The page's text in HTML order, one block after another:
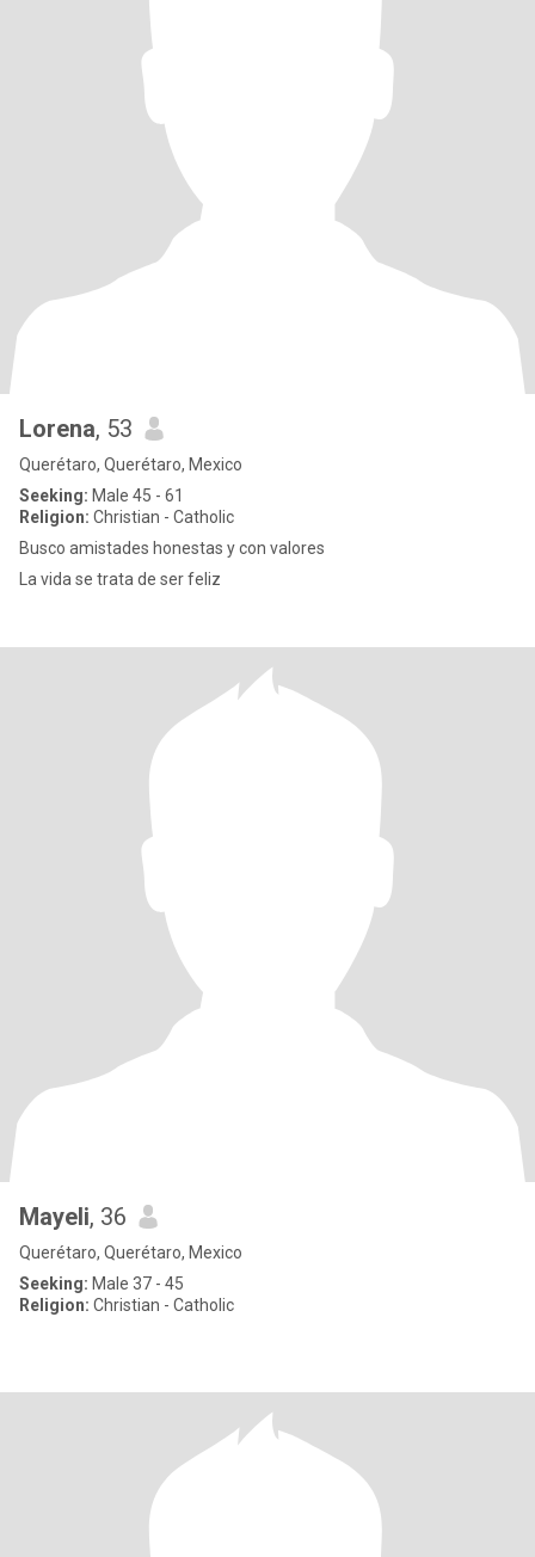
Lorena, 53
Querétaro, Querétaro, Mexico
Seeking: Male 45 - 61
Religion: Christian - Catholic
Busco amistades honestas y con valores
La vida se trata de ser feliz
Mayeli, 36
Querétaro, Querétaro, Mexico
Seeking: Male 37 - 45
Religion: Christian - Catholic